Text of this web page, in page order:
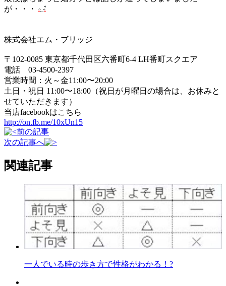
が・・・
株式会社エム・ブリッジ
〒102-0085 東京都千代田区六番町6-4 LH番町スクエア
電話 03-4500-2397
営業時間：火～金11:00〜20:00
土日・祝日 11:00〜18:00（祝日が月曜日の場合は、お休みと
せていただきます）
当店facebookはこちら
http://on.fb.me/10xUn15
前の記事
次の記事へ
関連記事
一人でいる時の歩き方で性格がわかる！?